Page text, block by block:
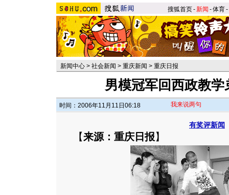
搜狐首页-新闻 -体育-
新闻中心 > 社会新闻 > 重庆新闻 > 重庆日报
男模冠军回西政教学
时间：2006年11月11日06:18 我来说两句
有奖评新闻
【来源：重庆日报】